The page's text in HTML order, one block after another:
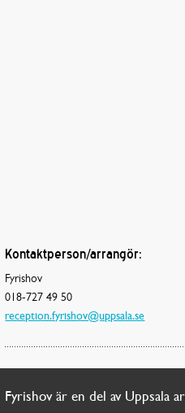
Kontaktperson/arrangör:
Fyrishov
018-727 49 50
reception.fyrishov@uppsala.se
Fyrishov är en del av Uppsala